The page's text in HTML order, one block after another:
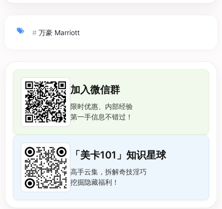
# 万豪 Marriott
加入微信群
限时优惠、内部经验
第一手信息不错过！
「美卡101」知识星球
高手云集，拆解奇技淫巧
挖掘隐藏福利！